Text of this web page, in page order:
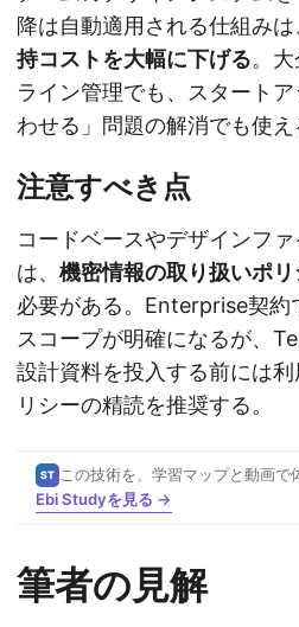
降は自動適用される仕組みは
持コストを大幅に下げる。
ライン管理でも、スタート
わせる」問題の解消でも使え
注意すべき点
コードベースやデザインフ
は、 機密情報の取り扱いポ
必要がある。Enterprise契約
スコープが明確になるが、
設計資料を投入する前には
リシーの精読を推奨する。
ST この技術を、学習マップと動画で
Ebi Studyを見る →
筆者の見解